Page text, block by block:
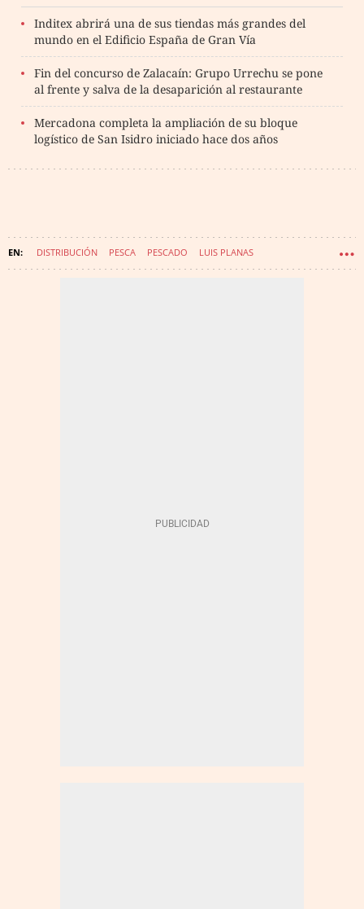
Inditex abrirá una de sus tiendas más grandes del
mundo en el Edificio España de Gran Vía
Fin del concurso de Zalacaín: Grupo Urrechu se pone
al frente y salva de la desaparición al restaurante
Mercadona completa la ampliación de su bloque
logístico de San Isidro iniciado hace dos años
DISTRIBUCIÓN PESCA PESCADO LUIS PLANAS